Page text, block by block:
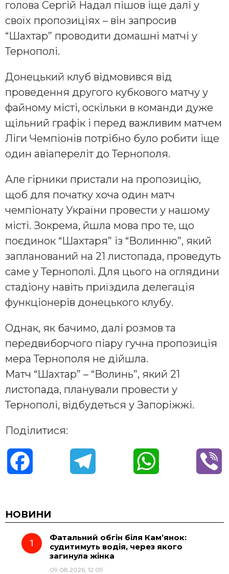
голова Сергій Надал пішов іще далі у
своїх пропозиціях – він запросив
“Шахтар” проводити домашні матчі у
Тернополі.
Донецький клуб відмовився від
проведення другого кубкового матчу у
файному місті, оскільки в команди дуже
щільний графік і перед важливим матчем
Ліги Чемпіонів потрібно було робити іще
один авіапереліт до Тернополя.
Але гірники пристали на пропозицію,
щоб для початку хоча один матч
чемпіонату України провести у нашому
місті. Зокрема, йшла мова про те, що
поєдинок “Шахтаря” із “Волинню”, який
запланований на 21 листопада, проведуть
саме у Тернополі. Для цього на оглядини
стадіону навіть приїздила делегація
функціонерів донецького клубу.
Однак, як бачимо, далі розмов та
передвиборчого піару гучна пропозиція
мера Тернополя не дійшла.
Матч “Шахтар” – “Волинь”, який 21
листопада, планували провести у
Тернополі, відбудеться у Запоріжжі.
Поділитися:
c
e e t
НОВИНИ
Фатальний обгін біля Кам’янок:
судитимуть водія, через якого
загинула жінка
09.08.2026, 12:09